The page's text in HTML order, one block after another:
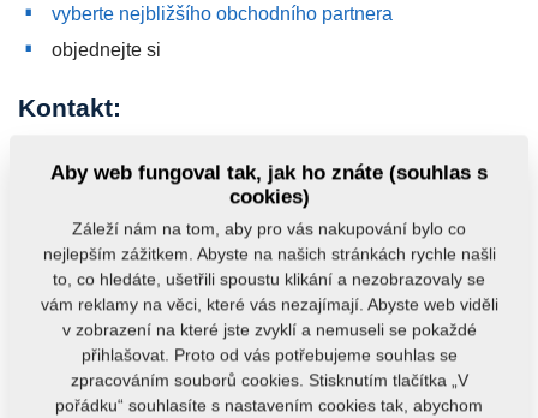
vyberte nejbližšího obchodního partnera
objednejte si
Kontakt:
mobil: +420 778 718 988, +420 602 773 083
eshop.farmet.cz
Máte nějaké dotazy?Kontaktujte nás.
Aby web fungoval tak, jak ho znáte (souhlas s
cookies)
Záleží nám na tom, aby pro vás nakupování bylo co
nejlepším zážitkem. Abyste na našich stránkách rychle našli
to, co hledáte, ušetřili spoustu klikání a nezobrazovaly se
vám reklamy na věci, které vás nezajímají. Abyste web viděli
v zobrazení na které jste zvyklí a nemuseli se pokaždé
přihlašovat. Proto od vás potřebujeme souhlas se
zpracováním souborů cookies. Stisknutím tlačítka „V
pořádku“ souhlasíte s nastavením cookies tak, abychom